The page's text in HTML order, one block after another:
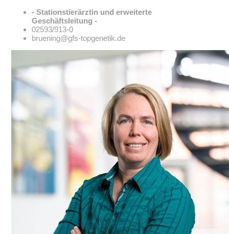
Jedes Ejakulat ist mit Etikett und Barcode versehen: Keine
Verwechslung von Ejakulaten möglich.
- Stationstierärztin und erweiterte
Geschäftsleitung -
02593/913-0
bruening@gfs-topgenetik.de